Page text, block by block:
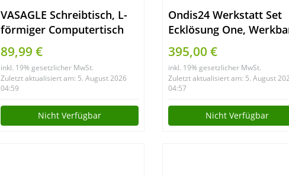
VASAGLE Schreibtisch, L-
förmiger Computertisch
mit beweglichem
Monitoraufsatz,
Eckschreibtisch, Büro,
Arbeitszimmer, Gaming,
platzsparend, einfache
Montage, Metall,
89,99 €
inkl. 19% gesetzlicher MwSt.
Zuletzt aktualisiert am: 5. August 2026
04:59
Nicht Verfügbar
Ondis24 Werkstatt Set
Ecklösung One,
180 cm
Buchenholzarbeitsplatte,
Werkzeugwand
Haken Set, Metall
(Arbeitshöhe 85cm,
schwarz)
395,00 €
inkl. 19% gesetzlicher MwSt.
Zuletzt aktualisiert am: 5. August
04:57
Nicht Verfügbar